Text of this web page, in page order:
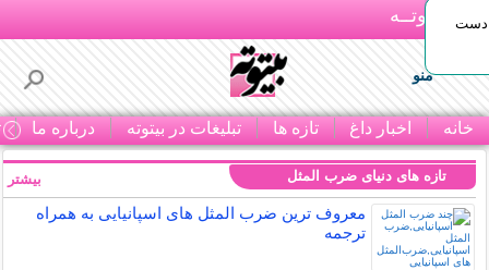
بـیتوتــه
منو
خانه اخبار داغ تازه ها تبلیغات در بیتوته درباره ما
دست
تازه های دنیای ضرب المثل
معروف ترین ضرب المثل های اسپانیایی به همراه
ترجمه
بیشتر